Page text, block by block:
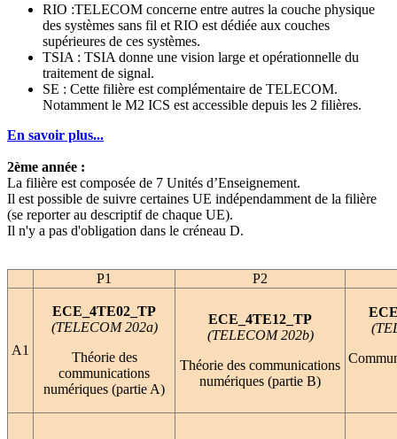
RIO :TELECOM concerne entre autres la couche physique
des systèmes sans fil et RIO est dédiée aux couches
supérieures de ces systèmes.
TSIA : TSIA donne une vision large et opérationnelle du
traitement de signal.
SE : Cette filière est complémentaire de TELECOM.
Notamment le M2 ICS est accessible depuis les 2 filières.
En savoir plus...
2ème année :
La filière est composée de 7 Unités d’Enseignement.
Il est possible de suivre certaines UE indépendamment de la filière
(se reporter au descriptif de chaque UE).
Il n'y a pas d'obligation dans le créneau D.
P1 P2
A1
ECE_4TE02_TP
(TELECOM 202a)
Théorie des
communications
numériques (partie A)
ECE_4TE12_TP
(TELECOM 202b)
Théorie des communications
numériques (partie B)